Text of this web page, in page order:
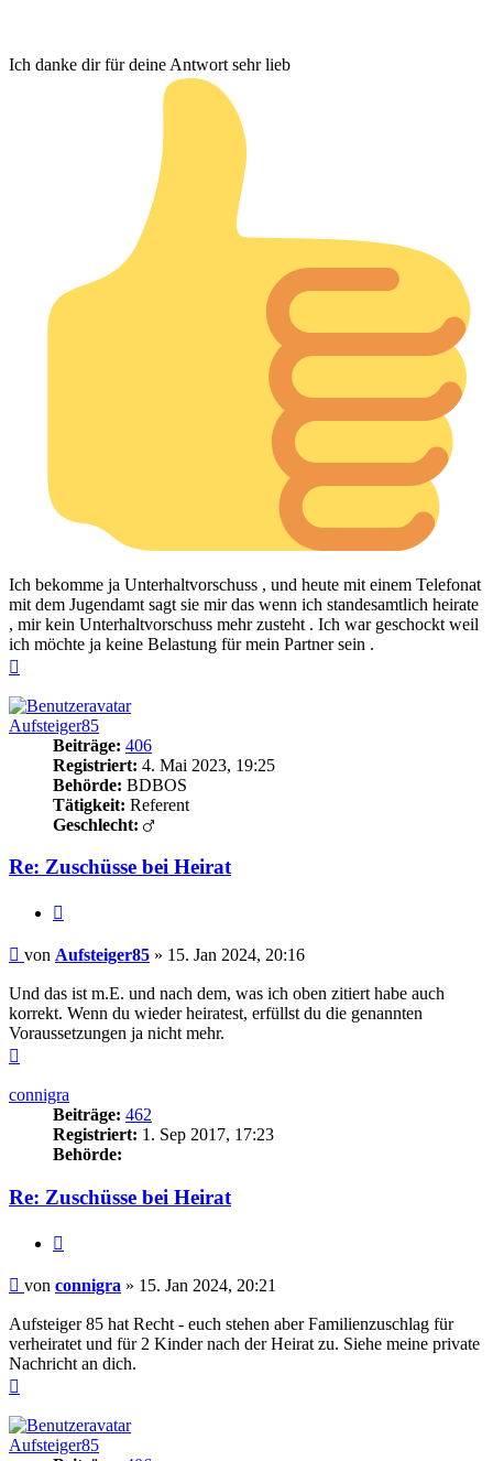
Ich danke dir für deine Antwort sehr lieb
Ich bekomme ja Unterhaltvorschuss , und heute mit einem Telefonat
mit dem Jugendamt sagt sie mir das wenn ich standesamtlich heirate
, mir kein Unterhaltvorschuss mehr zusteht . Ich war geschockt weil
ich möchte ja keine Belastung für mein Partner sein .
Aufsteiger85
Beiträge: 406
Registriert: 4. Mai 2023, 19:25
Behörde: BDBOS
Tätigkeit: Referent
Geschlecht:
Re: Zuschüsse bei Heirat
Beitrag
von Aufsteiger85 » 15. Jan 2024, 20:16
Und das ist m.E. und nach dem, was ich oben zitiert habe auch
korrekt. Wenn du wieder heiratest, erfüllst du die genannten
Voraussetzungen ja nicht mehr.
connigra
Beiträge: 462
Registriert: 1. Sep 2017, 17:23
Behörde:
Re: Zuschüsse bei Heirat
Beitrag
von connigra » 15. Jan 2024, 20:21
Aufsteiger 85 hat Recht - euch stehen aber Familienzuschlag für
verheiratet und für 2 Kinder nach der Heirat zu. Siehe meine private
Nachricht an dich.
Aufsteiger85